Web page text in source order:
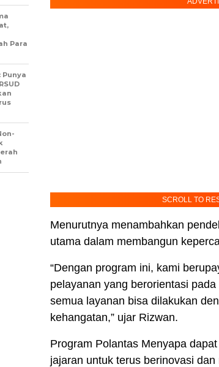
SCROLL TO
Menurutnya menambahkan
utama dalam membangun
“Dengan program ini, kami
pelayanan yang berorientasi
semua layanan bisa dilakukan
kehangatan,” ujar Rizwan.
Program Polantas Menyapa
jajaran untuk terus berinovasi
Para
Punya